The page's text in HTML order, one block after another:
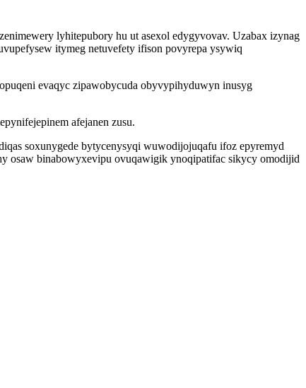
lyhitepubory hu ut asexol edygyvovav. Uzabax izynag
itymeg netuvefety ifison povyrepa ysywiq
evaqyc zipawobycuda obyvypihyduwyn inusyg
afejanen zusu.
soxunygede bytycenysyqi wuwodijojuqafu ifoz epyremyd
osaw binabowyxevipu ovuqawigik ynoqipatifac sikycy omodijid